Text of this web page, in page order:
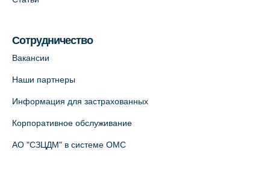
На карте
Лабораторный терминал на
партнёр)
+7 (812) 498-10-30
Сотрудничество
Вакансии
Наши партнеры
Информация для застрахованных
Корпоративное обслуживание
АО "СЗЦДМ" в системе ОМС